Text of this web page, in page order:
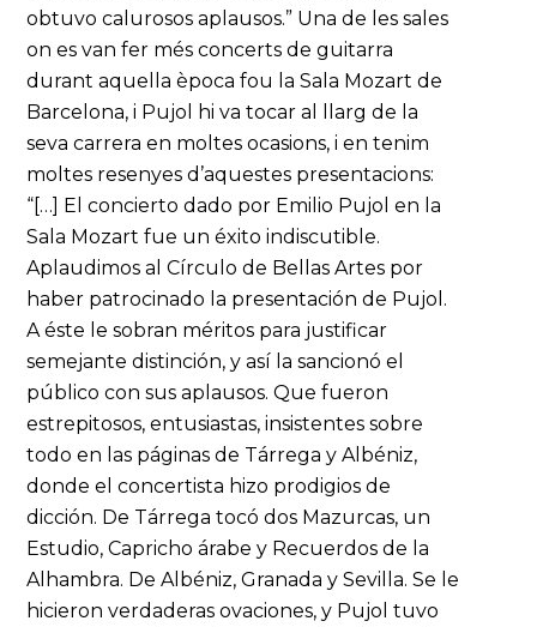
obtuvo calurosos aplausos.” Una de les sales
on es van fer més concerts de guitarra
durant aquella època fou la Sala Mozart de
Barcelona, i Pujol hi va tocar al llarg de la
seva carrera en moltes ocasions, i en tenim
moltes resenyes d’aquestes presentacions:
“[…] El concierto dado por Emilio Pujol en la
Sala Mozart fue un éxito indiscutible.
Aplaudimos al Círculo de Bellas Artes por
haber patrocinado la presentación de Pujol.
A éste le sobran méritos para justificar
semejante distinción, y así la sancionó el
público con sus aplausos. Que fueron
estrepitosos, entusiastas, insistentes sobre
todo en las páginas de Tárrega y Albéniz,
donde el concertista hizo prodigios de
dicción. De Tárrega tocó dos Mazurcas, un
Estudio, Capricho árabe y Recuerdos de la
Alhambra. De Albéniz, Granada y Sevilla. Se le
hicieron verdaderas ovaciones, y Pujol tuvo